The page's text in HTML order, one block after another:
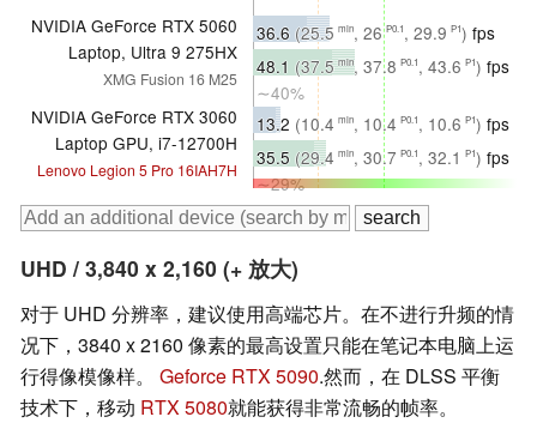
NVIDIA GeForce RTX 5060
Laptop, Ultra 9 275HX
XMG Fusion 16 M25
36.6 (25.5 min, 26 P0.1, 29.9 P1) fps
∼39%
48.1 (37.5 min, 37.8 P0.1, 43.6 P1) fps
∼40%
NVIDIA GeForce RTX 3060
Laptop GPU, i7-12700H
Lenovo Legion 5 Pro 16IAH7H
13.2 (10.4 min, 10.4 P0.1, 10.6 P1) fps
∼14%
35.5 (29.4 min, 30.7 P0.1, 32.1 P1) fps
∼29%
UHD / 3,840 x 2,160 (+ 放大)
对于 UHD 分辨率，建议使用高端芯片。在不进行升频的情
况下，3840 x 2160 像素的最高设置只能在笔记本电脑上运
行得像模像样。 Geforce RTX 5090.然而，在 DLSS 平衡
技术下，移动 RTX 5080就能获得非常流畅的帧率。